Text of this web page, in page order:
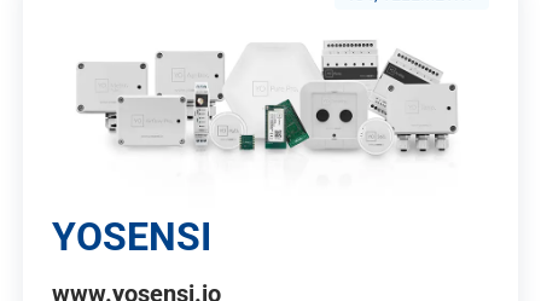
YOSENSI
www.yosensi.io